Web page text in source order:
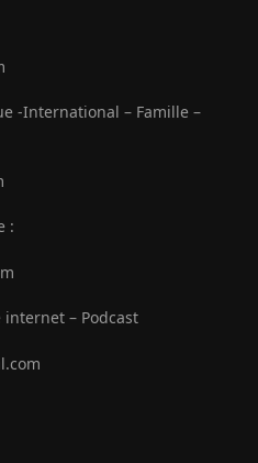
-International – Famille –
:
– Podcast